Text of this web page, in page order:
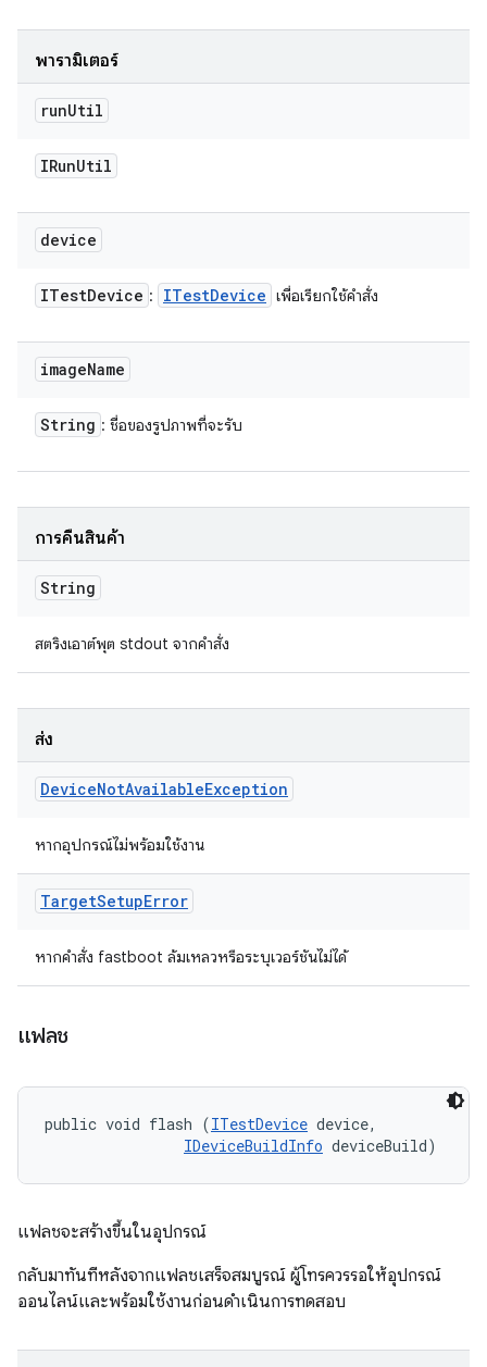
พารามิเตอร์
runUtil
IRunUtil
device
ITestDevice : ITestDevice เพื่อเรียกใช้คำสั่ง
imageName
String : ชื่อของรูปภาพที่จะรับ
การคืนสินค้า
String
สตริงเอาต์พุต stdout จากคำสั่ง
ส่ง
DeviceNotAvailableException
หากอุปกรณ์ไม่พร้อมใช้งาน
TargetSetupError
หากคำสั่ง fastboot ล้มเหลวหรือระบุเวอร์ชันไม่ได้
แฟลช
public void flash (ITestDevice device,
IDeviceBuildInfo deviceBuild)
แฟลชจะสร้างขึ้นในอุปกรณ์
กลับมาทันทีหลังจากแฟลชเสร็จสมบูรณ์ ผู้โทรควรรอให้อุปกรณ์
ออนไลน์และพร้อมใช้งานก่อนดำเนินการทดสอบ